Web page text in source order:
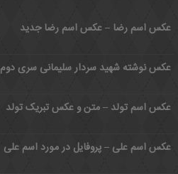
عکس اسم رضا – عکس اسم رضا جدید
عکس نوشته شهید سردار سلیمانی سری دوم
عکس اسم تولد – متن و عکس تبریک تولد
عکس اسم علی – پروفایل در مورد اسم علی